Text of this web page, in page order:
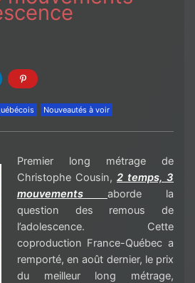
Nouveautés à voir
Premier long métrage de
Christophe Cousin, 2 temps, 3
mouvements aborde la
question des remous de
l’adolescence. Cette
coproduction France-Québec a
remporté, en août dernier, le prix
du meilleur long métrage,